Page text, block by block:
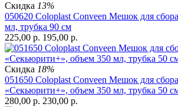
Скидка 13%
050620 Coloplast Conveen Мешок для
мл, трубка 90 см
225,00 р. 195,00 р.
Скидка 18%
051650 Coloplast Conveen Мешок для
«Секьюрити+», объем 350 мл, трубка 50
280,00 р. 230,00 р.